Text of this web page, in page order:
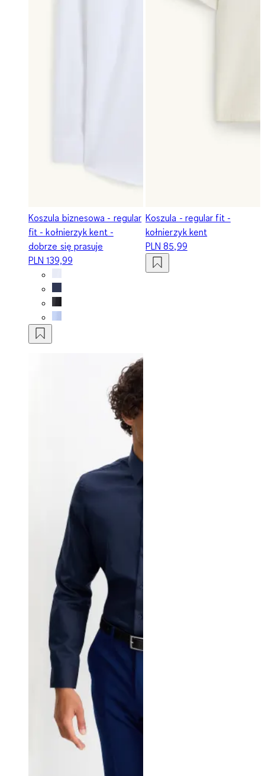
Koszula biznesowa - regular
fit - kołnierzyk kent -
dobrze się prasuje
PLN 139,99
Koszula - regular fit -
kołnierzyk kent
PLN 85,99